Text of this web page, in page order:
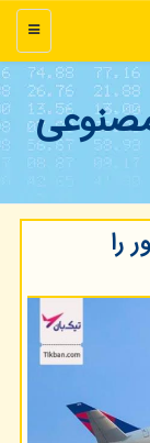
منو
را